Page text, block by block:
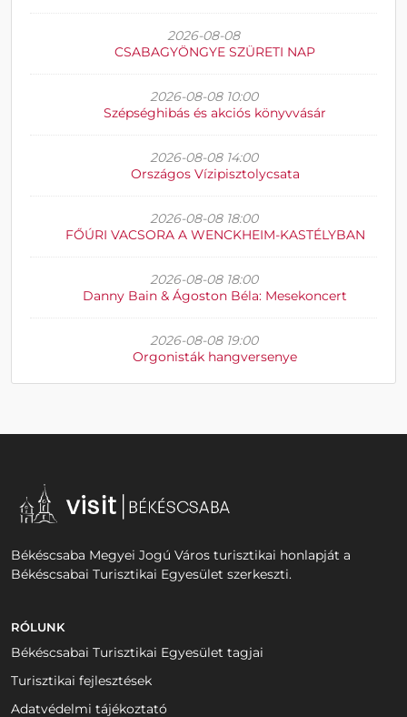
2026-08-08
CSABAGYÖNGYE SZÜRETI NAP
2026-08-08 10:00
Szépséghibás és akciós könyvvásár
2026-08-08 14:00
Országos Vízipisztolycsata
2026-08-08 18:00
FŐÚRI VACSORA A WENCKHEIM-KASTÉLYBAN
2026-08-08 18:00
Danny Bain & Ágoston Béla: Mesekoncert
2026-08-08 19:00
Orgonisták hangversenye
Békéscsaba Megyei Jogú Város turisztikai honlapját a
Békéscsabai Turisztikai Egyesület szerkeszti.
RÓLUNK
Békéscsabai Turisztikai Egyesület tagjai
Turisztikai fejlesztések
Adatvédelmi tájékoztató